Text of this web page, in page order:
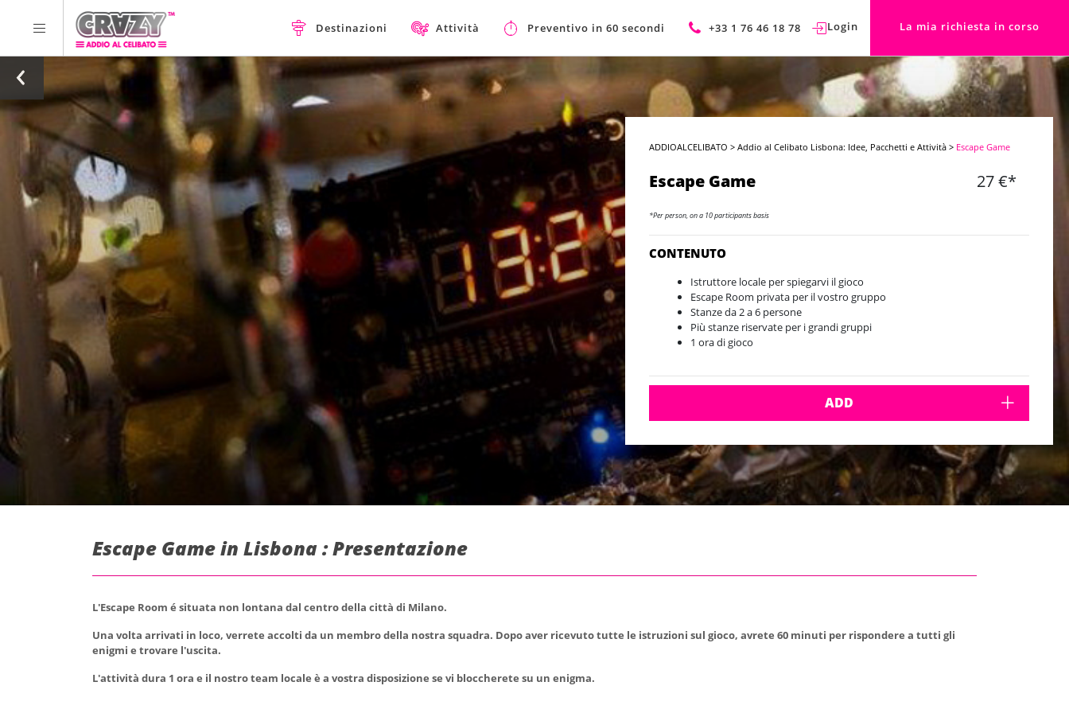
Destinazioni Attività Preventivo in 60 secondi +33 1 76 46 18 78 Login La mia richiesta in corso
ADDIOALCELIBATO >Addio al Celibato Lisbona: Idee, Pacchetti e Attività > Escape Game
Escape Game 27 €*
*Per person, on a 10 participants basis
CONTENUTO
Istruttore locale per spiegarvi il gioco
Escape Room privata per il vostro gruppo
Stanze da 2 a 6 persone
Più stanze riservate per i grandi gruppi
1 ora di gioco
ADD
Escape Game in Lisbona : Presentazione
L'Escape Room é situata non lontana dal centro della città di Milano.
Una volta arrivati in loco, verrete accolti da un membro della nostra squadra. Dopo aver ricevuto tutte le istruzioni sul gioco, avrete 60 minuti per rispondere a tutti gli
enigmi e trovare l'uscita.
L'attività dura 1 ora e il nostro team locale è a vostra disposizione se vi bloccherete su un enigma.